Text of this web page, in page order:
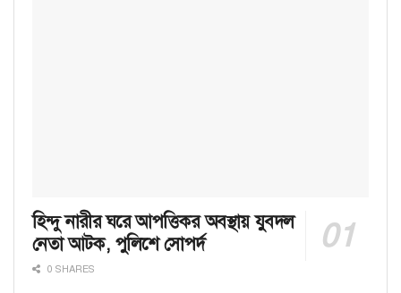
হিন্দু নারীর ঘরে আপত্তিকর অবস্থায় যুবদল
নেতা আটক, পুলিশে সোপর্দ
0 SHARES